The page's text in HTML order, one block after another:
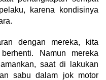
karena kondisinya
dengan mereka, kita
Namun mereka
saat di lakukan
sabu dalam jok motor